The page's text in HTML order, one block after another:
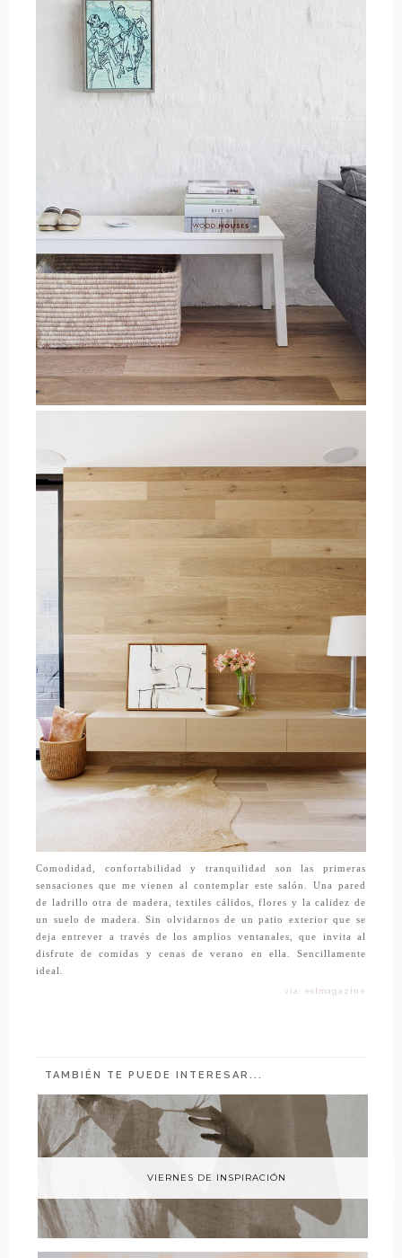
Comodidad, confortabilidad y tranquilidad son las primeras
sensaciones que me vienen al contemplar este salón. Una pared
de ladrillo otra de madera, textiles cálidos, flores y la calidez de
un suelo de madera. Sin olvidarnos de un patio exterior que se
deja entrever a través de los amplios ventanales, que invita al
disfrute de comidas y cenas de verano en ella. Sencillamente
ideal.
vía: estmagazine
TAMBIÉN TE PUEDE INTERESAR...
VIERNES DE INSPIRACIÓN